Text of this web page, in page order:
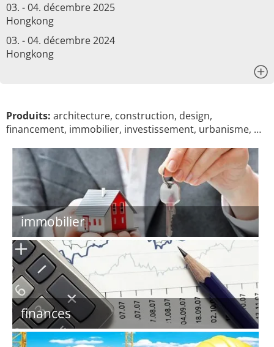
03. - 04. décembre 2025
Hongkong
03. - 04. décembre 2024
Hongkong
Produits: architecture, construction, design,
financement, immobilier, investissement, urbanisme, …
immobilier
finances